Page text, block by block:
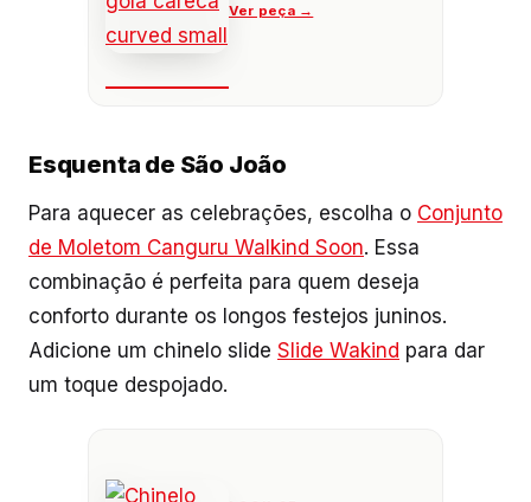
Esquenta de São João
Para aquecer as celebrações, escolha o Conjunto
de Moletom Canguru Walkind Soon. Essa
combinação é perfeita para quem deseja
conforto durante os longos festejos juninos.
Adicione um chinelo slide Slide Wakind para dar
um toque despojado.